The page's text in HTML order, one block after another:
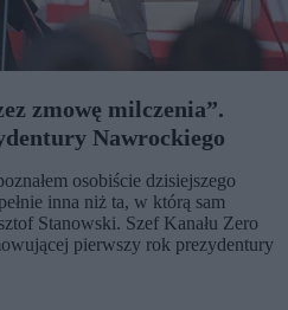
zmowę milczenia”.
Nawrockiego
osobiście dzisiejszego
inna niż ta, w którą sam
Stanowski. Szef Kanału Zero
pierwszy rok prezydentury